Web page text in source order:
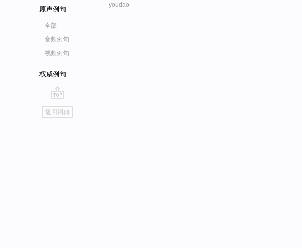
原声例句
全部
音频例句
视频例句
权威例句
go
top
返回词典
youdao